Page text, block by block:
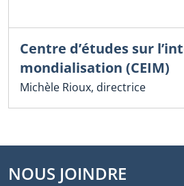
Centre d’études sur
mondialisation (CEIM)
Michèle Rioux, directrice
NOUS JOINDRE